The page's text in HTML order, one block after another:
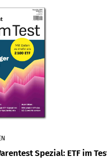
Spezial: ETF im